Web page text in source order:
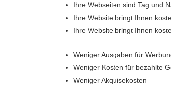
Ihre Webseiten sind Tag und
Ihre Website bringt Ihnen
Ihre Website bringt Ihnen
Weniger Ausgaben für
Weniger Kosten für bezahlte
Weniger Akquisekosten